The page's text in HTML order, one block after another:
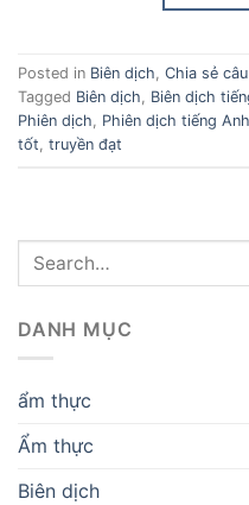
Posted in Biên dịch, Chia sẻ
Tagged Biên dịch, Biên dịch
Phiên dịch, Phiên dịch tiếng Anh
tốt, truyền đạt
DANH MỤC
ẩm thực
Ẩm thực
Biên dịch